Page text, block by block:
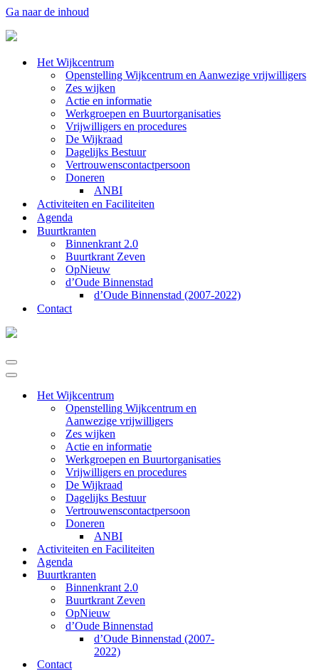
Ga naar de inhoud
Het Wijkcentrum
Openstelling Wijkcentrum en Aanwezige vrijwilligers
Zes wijken
Actie en informatie
Werkgroepen en Buurtorganisaties
Vrijwilligers en procedures
De Wijkraad
Dagelijks Bestuur
Vertrouwenscontactpersoon
Doneren
ANBI
Activiteiten en Faciliteiten
Agenda
Buurtkranten
Binnenkrant 2.0
Buurtkrant Zeven
OpNieuw
d’Oude Binnenstad
d’Oude Binnenstad (2007-2022)
Contact
Navigatie
Menu
Navigatie
Het Wijkcentrum
Openstelling Wijkcentrum en
Aanwezige vrijwilligers
Zes wijken
Actie en informatie
Werkgroepen en Buurtorganisaties
Vrijwilligers en procedures
De Wijkraad
Dagelijks Bestuur
Vertrouwenscontactpersoon
Doneren
ANBI
Activiteiten en Faciliteiten
Agenda
Buurtkranten
Binnenkrant 2.0
Buurtkrant Zeven
OpNieuw
d’Oude Binnenstad
d’Oude Binnenstad (2007-
2022)
Contact